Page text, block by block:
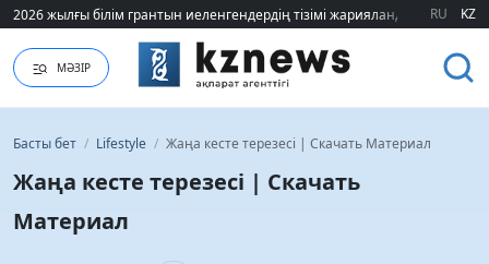
2026 жылғы білім грантын иеленгендердің тізімі жарияланды (ТІЗІМ)
2026 жылғы білім грантын иеленгендердің тізімі жарияланды (ТІЗІМ)
RU KZ
МӘЗІР
Басты бет / Lifestyle / Жаңа кесте терезесі | Скачать Материал
Жаңа кесте терезесі | Скачать
Материал